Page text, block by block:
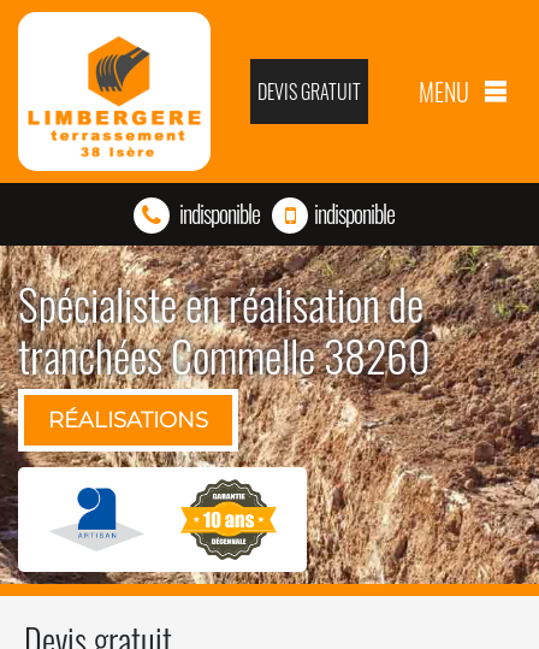
DEVIS GRATUIT MENU
indisponible indisponible
Spécialiste en réalisation de
tranchées Commelle 38260
RÉALISATIONS